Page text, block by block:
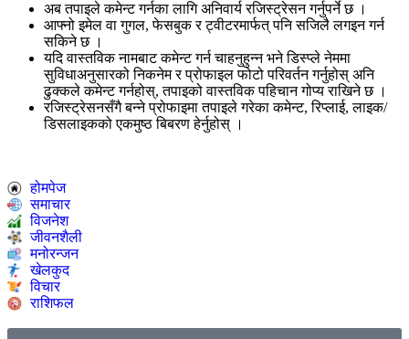
अब तपाइले कमेन्ट गर्नका लागि अनिवार्य रजिस्ट्रेसन गर्नुपर्ने छ ।
आफ्नो इमेल वा गुगल, फेसबुक र ट्वीटरमार्फत् पनि सजिलै लगइन गर्न
सकिने छ ।
यदि वास्तविक नामबाट कमेन्ट गर्न चाहनुहुन्न भने डिस्प्ले नेममा
सुविधाअनुसारको निकनेम र प्रोफाइल फोटो परिवर्तन गर्नुहोस् अनि
ढुक्कले कमेन्ट गर्नहोस्, तपाइको वास्तविक पहिचान गोप्य राखिने छ ।
रजिस्ट्रेसनसँगै बन्ने प्रोफाइमा तपाइले गरेका कमेन्ट, रिप्लाई, लाइक/
डिसलाइकको एकमुष्ठ बिबरण हेर्नुहोस् ।
होमपेज
समाचार
विजनेश
जीवनशैली
मनोरन्जन
खेलकुद
विचार
राशिफल